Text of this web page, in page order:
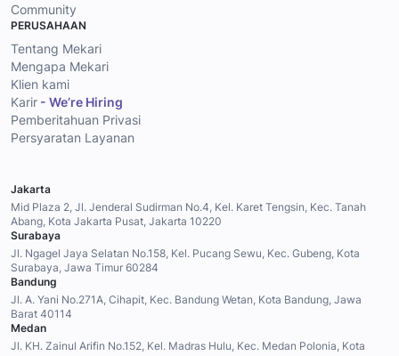
Community
PERUSAHAAN
Tentang Mekari
Mengapa Mekari
Klien kami
Karir - We’re Hiring
Pemberitahuan Privasi
Persyaratan Layanan
Jakarta
Mid Plaza 2, Jl. Jenderal Sudirman No.4, Kel. Karet Tengsin, Kec. Tanah
Abang, Kota Jakarta Pusat, Jakarta 10220
Surabaya
Jl. Ngagel Jaya Selatan No.158, Kel. Pucang Sewu, Kec. Gubeng, Kota
Surabaya, Jawa Timur 60284
Bandung
Jl. A. Yani No.271A, Cihapit, Kec. Bandung Wetan, Kota Bandung, Jawa
Barat 40114
Medan
Jl. KH. Zainul Arifin No.152, Kel. Madras Hulu, Kec. Medan Polonia, Kota